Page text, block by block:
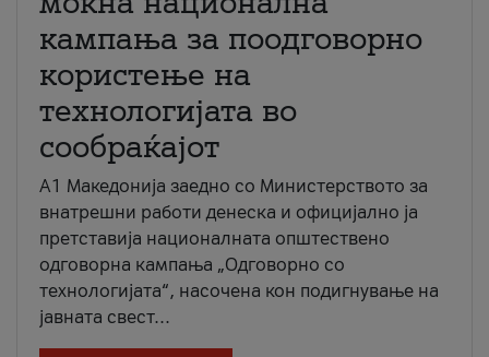
кампања за поодговорно
користење на
технологијата во
сообраќајот
A1 Македонија заедно со Министерството за
внатрешни работи денеска и официјално ја
претставија националната општествено
одговорна кампања „Одговорно со
технологијата“, насочена кон подигнување на
јавната свест...